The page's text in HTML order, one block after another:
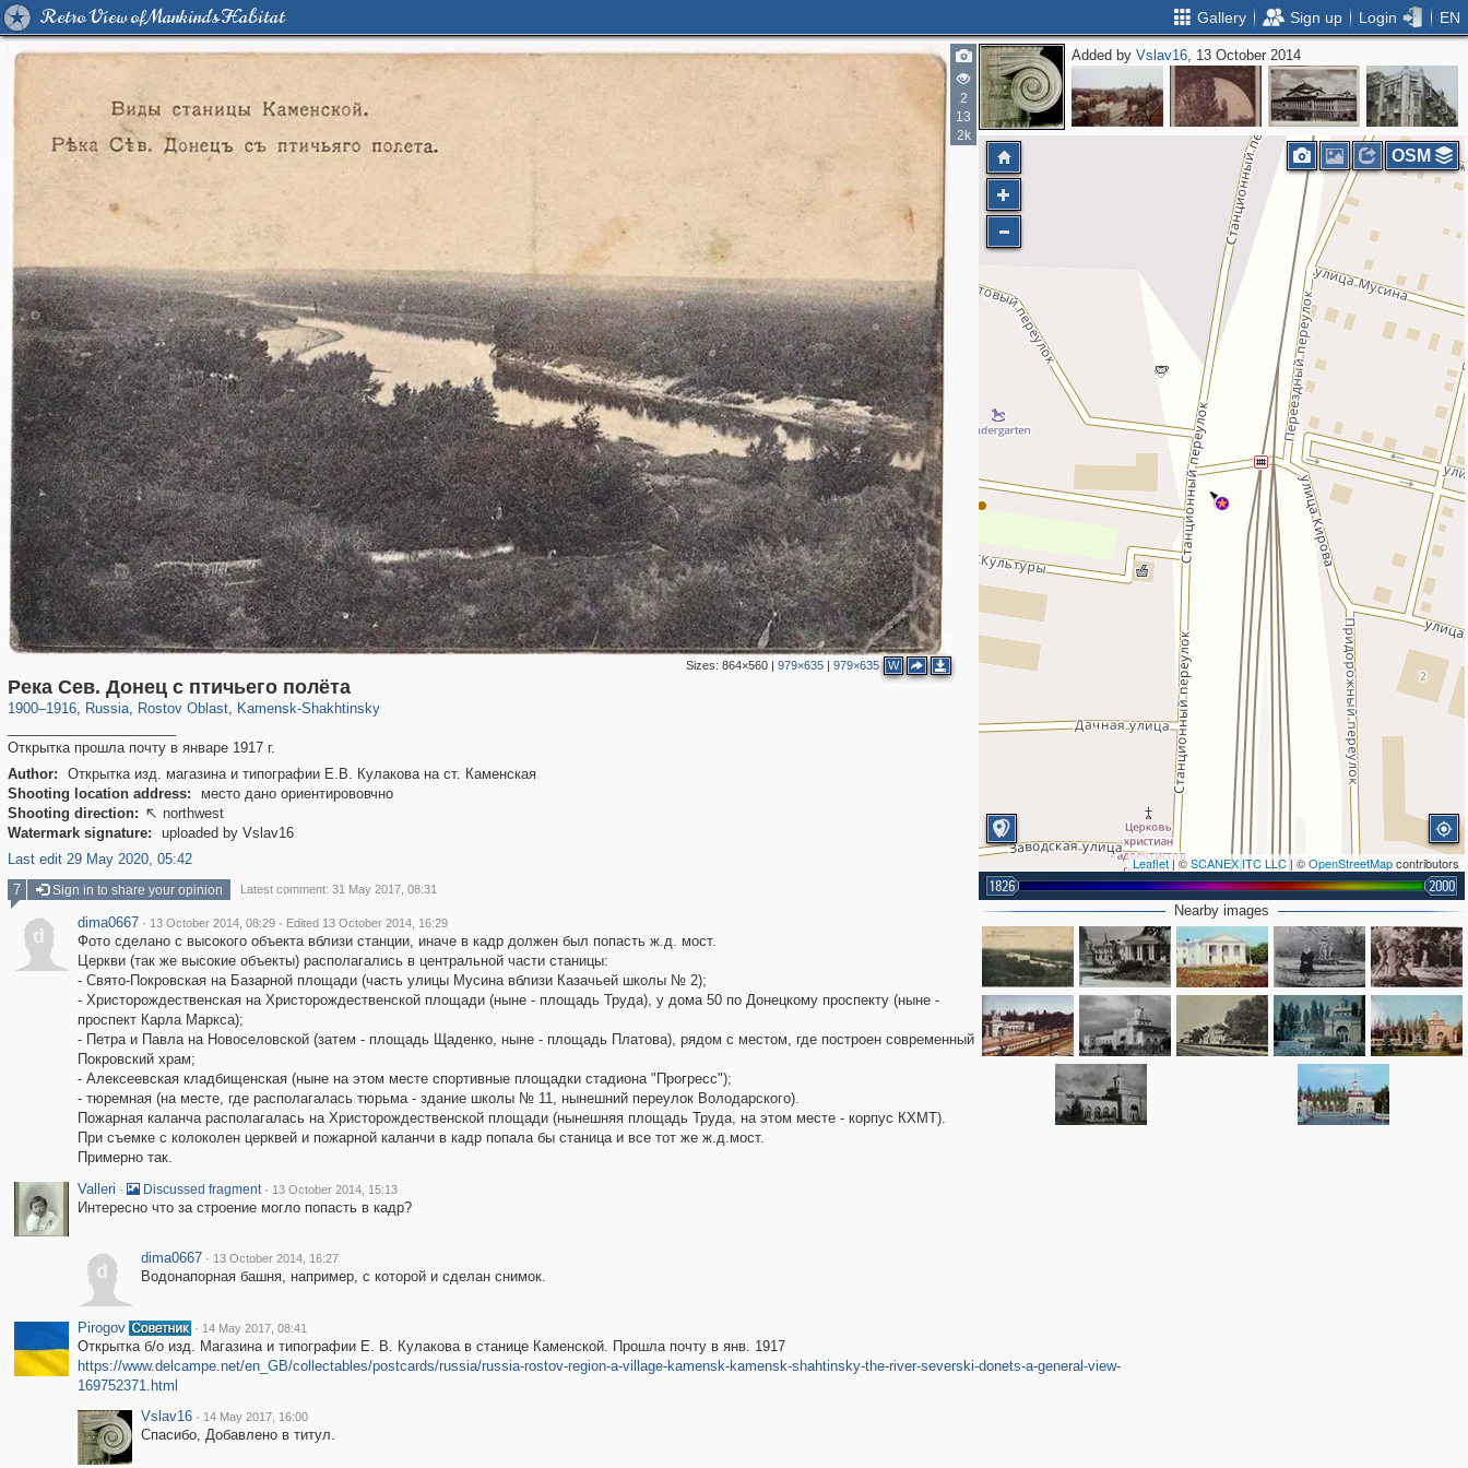
Retro View of Mankind's Habitat Gallery Sign up Login EN
2
13
2k
Sizes: 864×560| 979×635| 979×635 W
Река Сев. Донец с птичьего полёта
1900–1916, Russia
1,407,204 29,248
, Rostov Oblast
31,027 475
, Kamensk-Shakhtinsky
413
Открытка прошла почту в январе 1917 г.
Author:
Открытка изд. магазина и типографии Е.В. Кулакова на ст. Каменская
Shooting location address:
место дано ориентирововчно
Shooting direction:  northwest
Watermark signature:
uploaded by Vslav16
Last edit 29 May 2020, 05:42
Added byVslav16, 13 October 2014
2
Leaflet| ©SCANEX ITC LLC | ©OpenStreetMapcontributors
1826 2000
OSM
Nearby images
7 Sign in to share your opinion Latest comment: 31 May 2017, 08:31
d
dima0667 · 13 October 2014, 08:29 · Edited 13 October 2014, 16:29
Фото сделано с высокого объекта вблизи станции, иначе в кадр должен был попасть ж.д. мост.
Церкви (так же высокие объекты) располагались в центральной части станицы:
- Свято-Покровская на Базарной площади (часть улицы Мусина вблизи Казачьей школы № 2);
- Христорождественская на Христорождественской площади (ныне - площадь Труда), у дома 50 по Донецкому проспекту (ныне -
проспект Карла Маркса);
- Петра и Павла на Новоселовской (затем - площадь Щаденко, ныне - площадь Платова), рядом с местом, где построен современный
Покровский храм;
- Алексеевская кладбищенская (ныне на этом месте спортивные площадки стадиона "Прогресс");
- тюремная (на месте, где располагалась тюрьма - здание школы № 11, нынешний переулок Володарского).
Пожарная каланча располагалась на Христорождественской площади (нынешняя площадь Труда, на этом месте - корпус КХМТ).
При съемке с колоколен церквей и пожарной каланчи в кадр попала бы станица и все тот же ж.д.мост.
Примерно так.
Valleri · Discussed fragment · 13 October 2014, 15:13
Интересно что за строение могло попасть в кадр?
d
dima0667 · 13 October 2014, 16:27
Водонапорная башня, например, с которой и сделан снимок.
Pirogov · 14 May 2017, 08:41
Открытка б/о изд. Магазина и типографии Е. В. Кулакова в станице Каменской. Прошла почту в янв. 1917
https://www.delcampe.net/en_GB/collectables/postcards/russia/russia-rostov-region-a-village-kamensk-kamensk-shahtinsky-the-river-severski-donets-a-general-view-
169752371.html
Vslav16 · 14 May 2017, 16:00
Спасибо, Добавлено в титул.